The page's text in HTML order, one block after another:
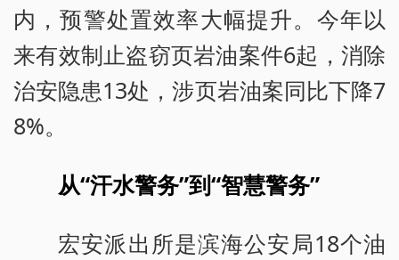
内，预警处置效率大幅提升。今年以
来有效制止盗窃页岩油案件6起，消除
治安隐患13处，涉页岩油案同比下降7
8%。
从“汗水警务”到“智慧警务”
宏安派出所是滨海公安局18个油